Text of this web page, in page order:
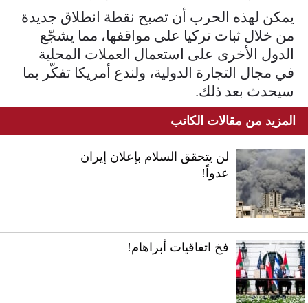
يمكن لهذه الحرب أن تصبح نقطة انطلاق جديدة
من خلال ثبات تركيا على مواقفها، مما يشجّع
الدول الأخرى على استعمال العملات المحلية
في مجال التجارة الدولية، ولندع أمريكا تفكّر بما
سيحدث بعد ذلك.
المزيد من مقالات الكاتب
لن يتحقق السلام بإعلان إيران
عدواً!
فخ اتفاقيات أبراهام!